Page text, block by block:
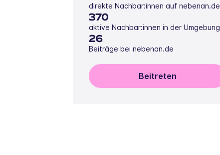
direkte Nachbar:innen auf nebenan.de
370
aktive Nachbar:innen in der Umgebung
26
Beiträge bei nebenan.de
Beitreten